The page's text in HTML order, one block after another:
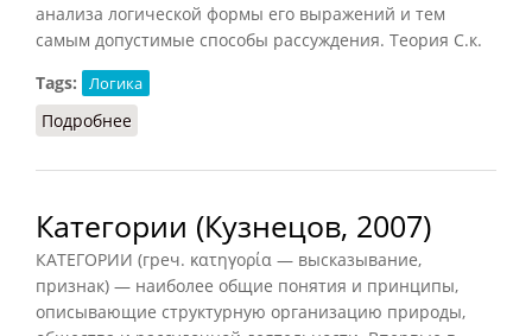
анализа логической формы его выражений и тем
самым допустимые способы рассуждения. Теория С.к.
Tags:
Логика
Подробнее
Категории (Кузнецов, 2007)
КАТЕГОРИИ (греч. κατηγορία — высказывание,
признак) — наиболее общие понятия и принципы,
описывающие структурную организацию природы,